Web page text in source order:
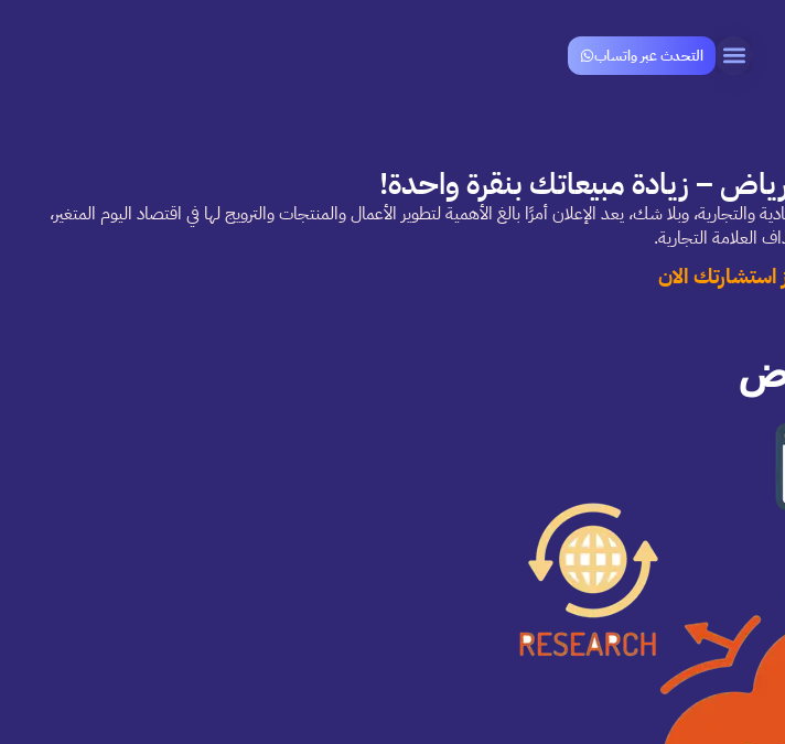
التحدث عبر واتساب
– زيادة مبيعاتك بنقرة واحدة!
وبلا شك، يعد الإعلان أمرًا بالغ الأهمية لتطوير الأعمال والمنتجات والترويج لها في اقتصاد اليوم المتغير،
التجارية.
الان